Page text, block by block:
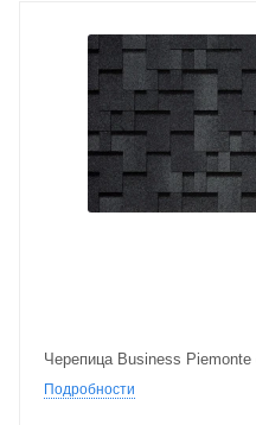
Черепица Business
Подробности